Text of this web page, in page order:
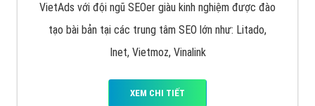
VietAds với đội ngũ SEOer giàu kinh nghiệm được đào
tạo bài bản tại các trung tâm SEO lớn như: Litado,
Inet, Vietmoz, Vinalink
XEM CHI TIẾT